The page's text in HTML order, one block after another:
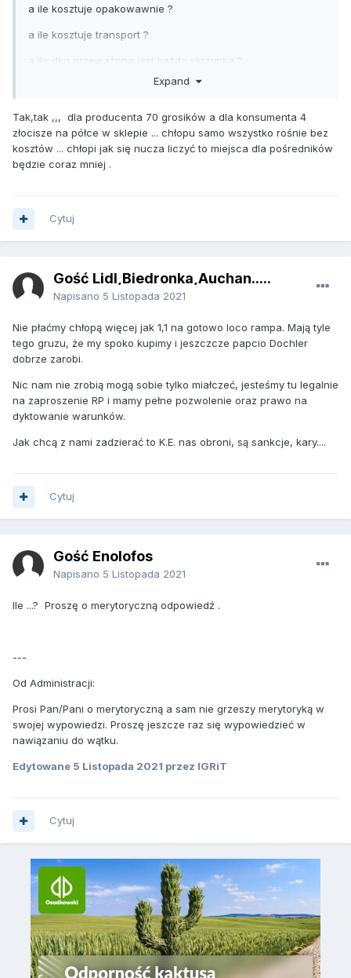
a ile kosztuje opakowawnie ?
a ile kosztuje transport ?
a ile dkg przeważona jest każda skrzynka ?
a ile kosztuje praca człowieka na tej giełdzie ?
a ile kosztuje placowe na giełdzie ?
a ile utarguje kupujący od sprzedajacego ?
a za jaki kaliber ?
a z podatkiem VAT czy bez ?
a z amortyzacją samochodu ?
a z opłaconym viatoliem ?
kiedy znajdziesz na nie odpowiedź to podaj je na forum.
Expand
Tak,tak ,,, dla producenta 70 grosików a dla konsumenta 4
złocisze na półce w sklepie ... chłopu samo wszystko rośnie bez
kosztów ... chłopi jak się nucza liczyć to miejsca dla pośredników
będzie coraz mniej .
Cytuj
Gość Lidl,Biedronka,Auchan.....
Napisano 5 Listopada 2021
Nie płaćmy chłopą więcej jak 1,1 na gotowo loco rampa. Mają tyle
tego gruzu, że my spoko kupimy i jeszczcze papcio Dochler
dobrze zarobi.
Nic nam nie zrobią mogą sobie tylko miałczeć, jesteśmy tu legalnie
na zaproszenie RP i mamy pełne pozwolenie oraz prawo na
dyktowanie warunków.
Jak chcą z nami zadzierać to K.E. nas obroni, są sankcje, kary....
Cytuj
Gość Enolofos
Napisano 5 Listopada 2021
Ile ...? Proszę o merytoryczną odpowiedź .
---
Od Administracji:
Prosi Pan/Pani o merytoryczną a sam nie grzeszy merytoryką w
swojej wypowiedzi. Proszę jeszcze raz się wypowiedzieć w
nawiązaniu do wątku.
Edytowane 5 Listopada 2021 przez IGRiT
Cytuj